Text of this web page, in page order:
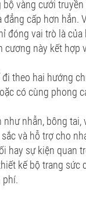
vàng cưới
cấp hơn hẳn.
đóng vai trò là của
này kết hợp
theo hai hướng
có cùng phong
nhẫn, bông tai,
và hỗ trợ cho
hay sự kiện quan
kế bộ trang sức
phí.